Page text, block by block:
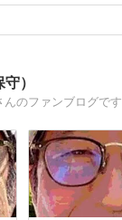
）
のファンブログです